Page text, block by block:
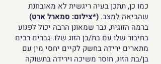
כמו כן, תתכן בעיה ריגשית לא מאובחנת
שהביאה למצב. (*צילום: סמארל ארט)
ברמה הזוגית, גבר שמאונן הרבה יכול לפגוע
בחיבור שלו עם בת/בן הזוג שלו. גברים רבים
מתארים ירידה בחשק לקיים יחסי מין עם
בן/בת הזוג, חוסר משיכה וירידה בתשוקה